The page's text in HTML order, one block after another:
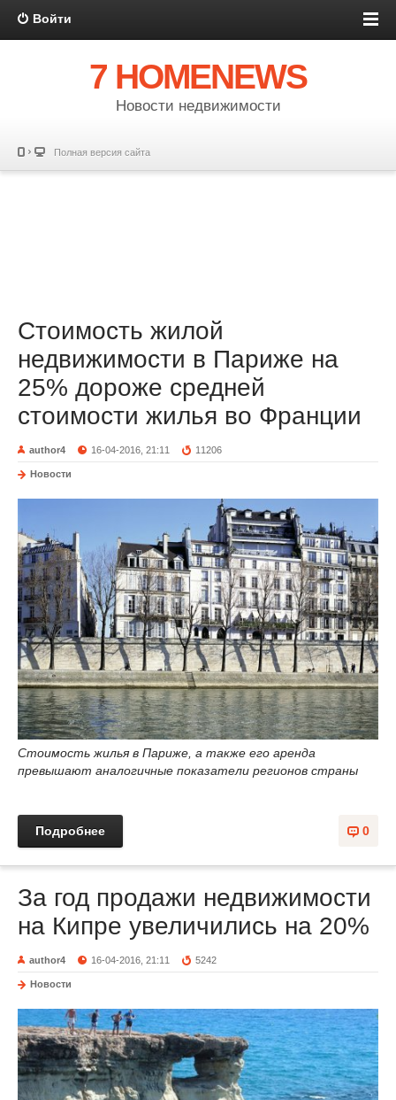
Войти
7 HOMENEWS
Новости недвижимости
Полная версия сайта
Стоимость жилой
недвижимости в Париже на
25% дороже средней
стоимости жилья во Франции
author4 16-04-2016, 21:11 11206
Новости
Стоимость жилья в Париже, а также его аренда
превышают аналогичные показатели регионов страны
0
Подробнее
За год продажи недвижимости
на Кипре увеличились на 20%
author4 16-04-2016, 21:11 5242
Новости